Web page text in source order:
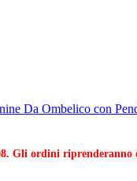
Da Ombelico con
Gli ordini riprenderanno